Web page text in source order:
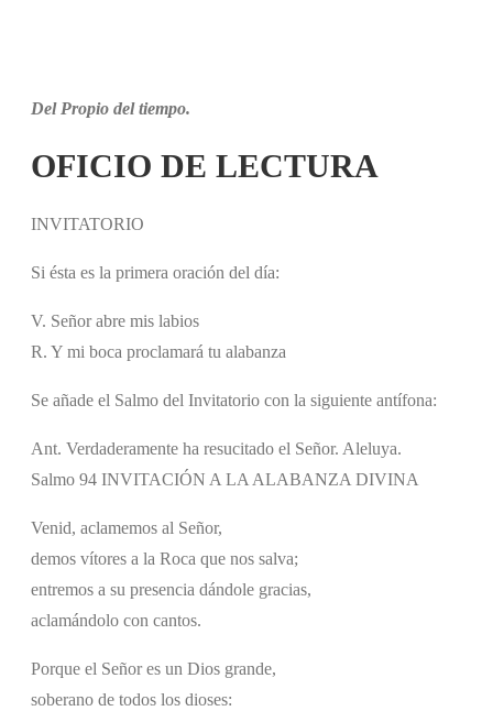
Del Propio del tiempo.
OFICIO DE LECTURA
INVITATORIO
Si ésta es la primera oración del día:
V. Señor abre mis labios
R. Y mi boca proclamará tu alabanza
Se añade el Salmo del Invitatorio con la siguiente antífona:
Ant. Verdaderamente ha resucitado el Señor. Aleluya.
Salmo 94 INVITACIÓN A LA ALABANZA DIVINA
Venid, aclamemos al Señor,
demos vítores a la Roca que nos salva;
entremos a su presencia dándole gracias,
aclamándolo con cantos.
Porque el Señor es un Dios grande,
soberano de todos los dioses: